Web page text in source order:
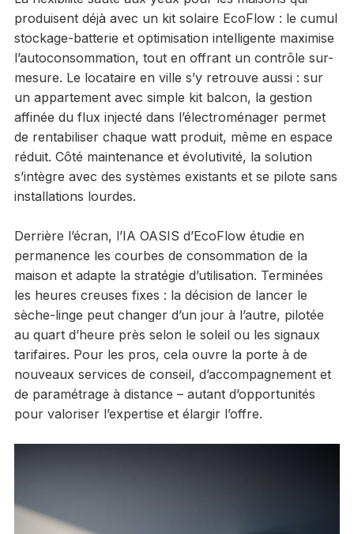
produisent déjà avec un kit solaire EcoFlow : le cumul
stockage-batterie et optimisation intelligente maximise
l’autoconsommation, tout en offrant un contrôle sur-
mesure. Le locataire en ville s’y retrouve aussi : sur
un appartement avec simple kit balcon, la gestion
affinée du flux injecté dans l’électroménager permet
de rentabiliser chaque watt produit, même en espace
réduit. Côté maintenance et évolutivité, la solution
s’intègre avec des systèmes existants et se pilote sans
installations lourdes.
Derrière l’écran, l’IA OASIS d’EcoFlow étudie en
permanence les courbes de consommation de la
maison et adapte la stratégie d’utilisation. Terminées
les heures creuses fixes : la décision de lancer le
sèche-linge peut changer d’un jour à l’autre, pilotée
au quart d’heure près selon le soleil ou les signaux
tarifaires. Pour les pros, cela ouvre la porte à de
nouveaux services de conseil, d’accompagnement et
de paramétrage à distance – autant d’opportunités
pour valoriser l’expertise et élargir l’offre.